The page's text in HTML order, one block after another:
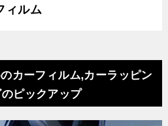
ィルム
カーフィルム,カーラッピン
ピックアップ